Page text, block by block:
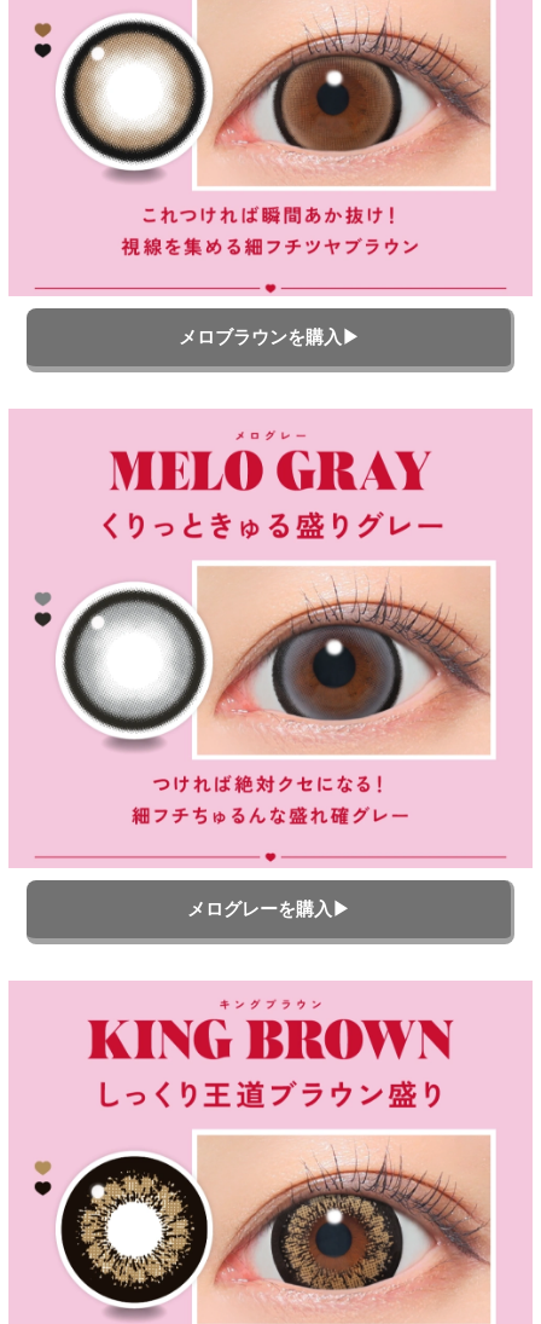
メロブラウンを購入▶
メログレーを購入▶